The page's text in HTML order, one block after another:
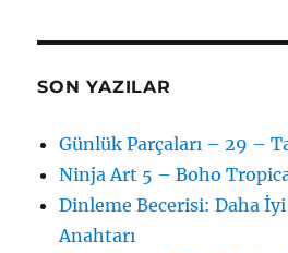
SON YAZILAR
Günlük Parçaları – 29 –
Ninja Art 5 – Boho
Dinleme Becerisi: Daha
Anahtarı